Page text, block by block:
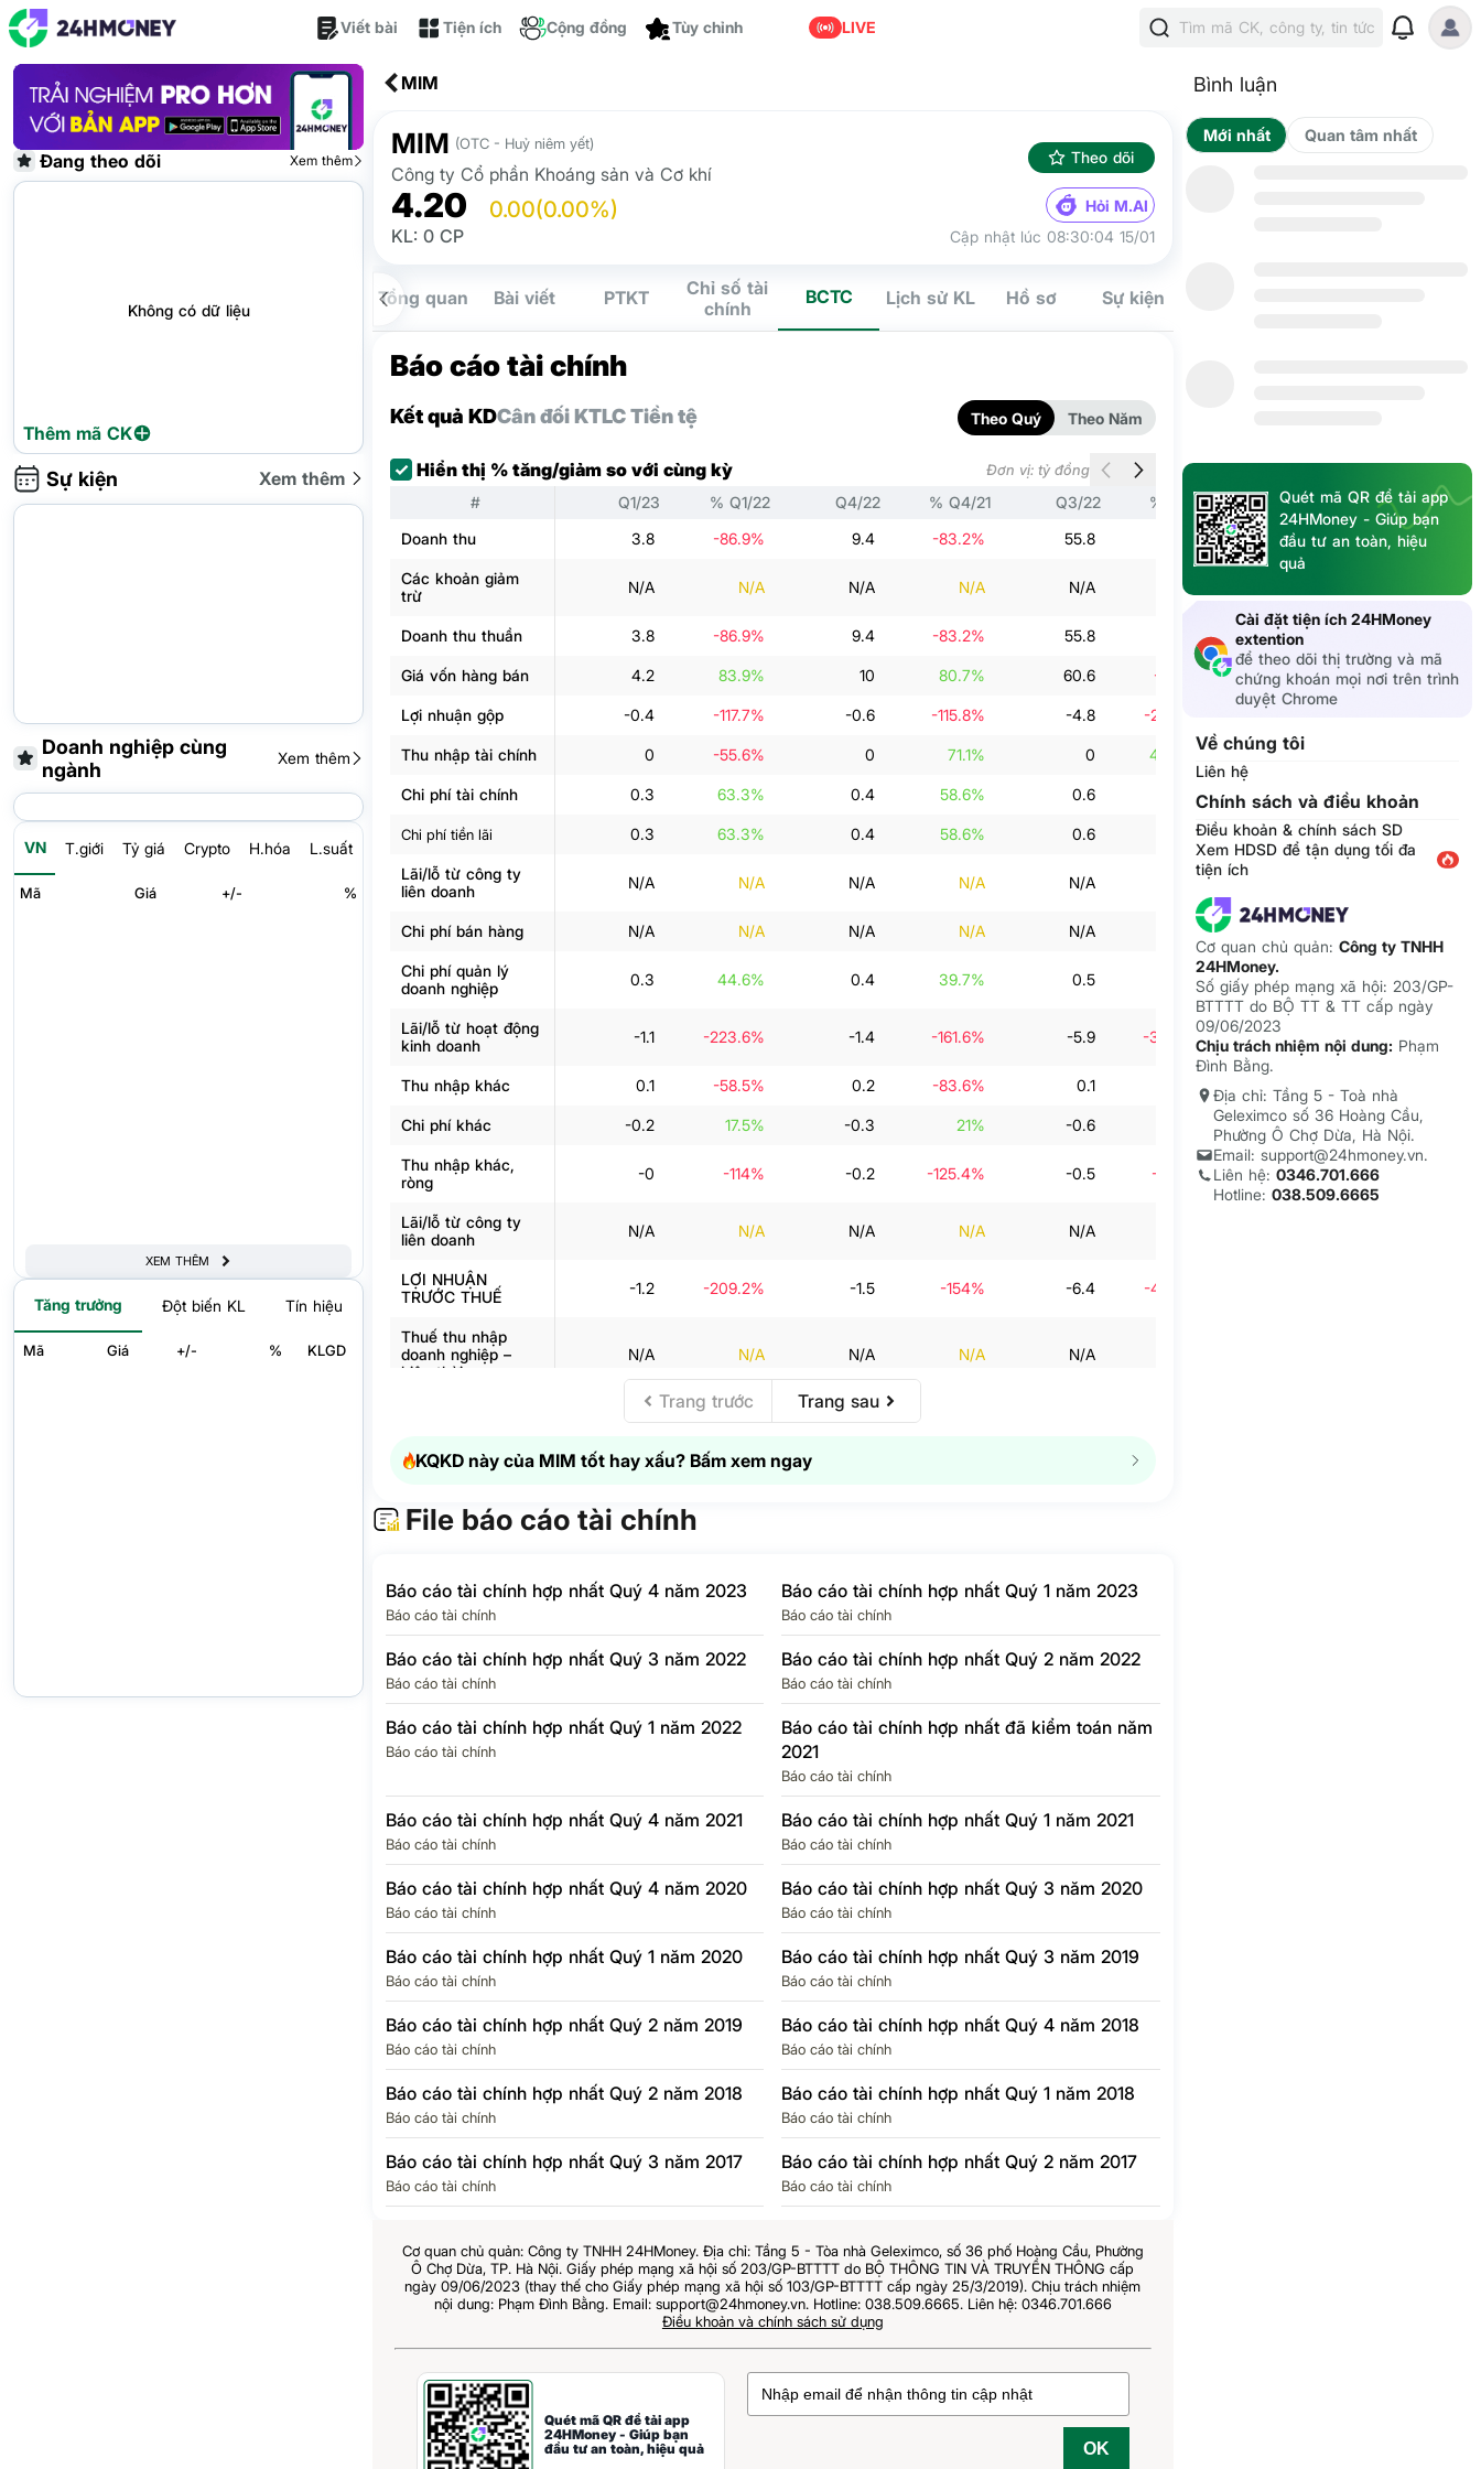
Viết bài Tiện ích Cộng đồng
Tùy chỉnh
LIVE Tìm mã CK, công ty, tin tức
Đang theo dõi Xem thêm
Không có dữ liệu
Thêm mã CK
Sự kiện Xem thêm
Doanh nghiệp cùng
ngành
Xem thêm
VN T.giới Tỷ giá Crypto H.hóa L.suất
Mã Giá +/- %
XEM THÊM
Tăng trưởng Đột biến KL Tín hiệu
Mã Giá +/- % KLGD
MIM
MIM (OTC - Huỷ niêm yết)
Công ty Cổ phần Khoáng sản và Cơ khí
Theo dõi
4.20 0.00(0.00%) Hỏi M.AI
KL: 0 CP Cập nhật lúc 08:30:04 15/01
Tổng quan Bài viết PTKT
Chỉ số tài
chính
BCTC Lịch sử KL Hồ sơ Sự kiện
Báo cáo tài chính
Kết quả KDCân đối KTLC Tiền tệ Theo Quý Theo Năm
Hiển thị % tăng/giảm so với cùng kỳ Đơn vị: tỷ đồng
# Q1/23 % Q1/22 Q4/22 % Q4/21 Q3/22 % Q3/21 Q2/22
% Q2/21
Doanh thu
3.8 -86.9% 9.4 -83.2% 55.8 54% 28.8 -24.3%
Các khoản giảm
trừ
N/A N/A N/A N/A N/A N/A
Doanh thu thuần 3.8 -86.9% 9.4 -83.2% 55.8 54% 28.8
Giá vốn hàng bán 4.2 83.9% 10 80.7% 60.6 -85.9% 30.7 10.1%
Lợi nhuận gộp -0.4 -117.7% -0.6 -115.8% -4.8 -232.9%
Thu nhập tài chính 0 -55.6% 0 71.1% 0 453.8%
Chi phí tài chính 0.3 63.3% 0.4 58.6% 0.6 30.7% 1 -5.6%
Chi phí tiền lãi 0.3 63.3% 0.4 58.6% 0.6 30.7% 1 -5.6%
Lãi/lỗ từ công ty
liên doanh
N/A N/A N/A N/A N/A
Chi phí bán hàng N/A N/A N/A N/A N/A N/A
Chi phí quản lý
doanh nghiệp
0.3 44.6% 0.4 39.7% 0.5 25.6% 1.1 -59.4%
Lãi/lỗ từ hoạt động
kinh doanh
-1.1 -223.6% -1.4 -161.6% -5.9 -383.9% -3.9 -264.5%
Thu nhập khác 0.1 -58.5% 0.2 -83.6% 0.1 -5.3% -10.8%
Chi phí khác -0.2 17.5% -0.3 21% -0.6 -3.3 -863.8%
Thu nhập khác,
ròng
-0 -114% -0.2 -125.4% -0.5 -23.4% -3.1 -1,632%
Lãi/lỗ từ công ty
liên doanh
N/A N/A N/A N/A N/A
LỢI NHUẬN
TRƯỚC THUẾ
-1.2 -209.2% -1.5 -154% -6.4 -482.8%
Thuế thu nhập
doanh nghiệp –
hiện thời
N/A N/A N/A N/A N/A
N/A N/A N/A
nhập doanh nghiệp
Lợi ích của cổ
đông thiểu số
N/A
Lợi nhuận của Cổ
đông của Công ty
mẹ
-1.2 -1.5 -158.8%
EPS Quý -338 -209% -447 -158.7% -1,878 -483.3%
Trang trước Trang sau
KQKD này của MIM tốt hay xấu? Bấm xem ngay
File báo cáo tài chính
Báo cáo tài chính hợp nhất Quý 4 năm 2023
Báo cáo tài chính
Báo cáo tài chính hợp nhất Quý 1 năm 2023
Báo cáo tài chính
Báo cáo tài chính hợp nhất Quý 3 năm 2022
Báo cáo tài chính
Báo cáo tài chính hợp nhất Quý 2 năm 2022
Báo cáo tài chính
Báo cáo tài chính hợp nhất Quý 1 năm 2022
Báo cáo tài chính
Báo cáo tài chính hợp nhất đã kiểm toán năm
2021
Báo cáo tài chính
Báo cáo tài chính hợp nhất Quý 4 năm 2021
Báo cáo tài chính
Báo cáo tài chính hợp nhất Quý 1 năm 2021
Báo cáo tài chính
Báo cáo tài chính hợp nhất Quý 4 năm 2020
Báo cáo tài chính
Báo cáo tài chính hợp nhất Quý 3 năm 2020
Báo cáo tài chính
Báo cáo tài chính hợp nhất Quý 1 năm 2020
Báo cáo tài chính
Báo cáo tài chính hợp nhất Quý 3 năm 2019
Báo cáo tài chính
Báo cáo tài chính hợp nhất Quý 2 năm 2019
Báo cáo tài chính
Báo cáo tài chính hợp nhất Quý 4 năm 2018
Báo cáo tài chính
Báo cáo tài chính hợp nhất Quý 2 năm 2018
Báo cáo tài chính
Báo cáo tài chính hợp nhất Quý 1 năm 2018
Báo cáo tài chính
Báo cáo tài chính hợp nhất Quý 3 năm 2017
Báo cáo tài chính
Báo cáo tài chính hợp nhất Quý 2 năm 2017
Báo cáo tài chính
Cơ quan chủ quản: Công ty TNHH 24HMoney. Địa chỉ: Tầng 5 - Tòa nhà Geleximco, số 36 phố Hoàng Cầu, Phường
Ô Chợ Dừa, TP. Hà Nội. Giấy phép mạng xã hội số 203/GP-BTTTT do BỘ THÔNG TIN VÀ TRUYỀN THÔNG cấp
ngày 09/06/2023 (thay thế cho Giấy phép mạng xã hội số 103/GP-BTTTT cấp ngày 25/3/2019). Chịu trách nhiệm
nội dung: Phạm Đình Bằng. Email: support@24hmoney.vn. Hotline: 038.509.6665. Liên hệ: 0346.701.666
Điều khoản và chính sách sử dụng
Quét mã QR để tải app
24HMoney - Giúp bạn
đầu tư an toàn, hiệu quả
OK
Bình luận
Mới nhất
Quét mã QR để tải app
24HMoney - Giúp bạn
đầu tư an toàn, hiệu
quả
Cài đặt tiện ích 24HMoney
extention
để theo dõi thị trường và mã
chứng khoán mọi nơi trên trình
duyệt Chrome
Về chúng tôi
Liên hệ
Chính sách và điều khoản
Điều khoản & chính sách SD
Xem HDSD để tận dụng tối đa
tiện ích
Cơ quan chủ quản: Công ty TNHH
24HMoney.
Số giấy phép mạng xã hội: 203/GP-
BTTTT do BỘ TT & TT cấp ngày
09/06/2023
Chịu trách nhiệm nội dung: Phạm
Đình Bằng.
Địa chỉ: Tầng 5 - Toà nhà
Geleximco số 36 Hoàng Cầu,
Phường Ô Chợ Dừa, Hà Nội.
Email: support@24hmoney.vn.
Liên hệ: 0346.701.666
Hotline: 038.509.6665